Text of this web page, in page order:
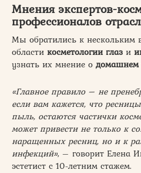
Мнения экспертов-
профессионалов
Мы обратились к нескольким
области косметологии глаз и
узнать их мнение о домашнем
«Главное правило – не
если вам кажется, что
пыль, остаются частички
может привести не только к
наращенных ресниц, но и к
инфекций», – говорит Елена
эстетист с 10-летним стажем.